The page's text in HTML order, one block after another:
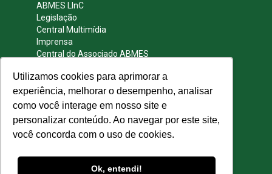
Utilizamos cookies para aprimorar a
experiência, melhorar o desempenho, analisar
como você interage em nosso site e
personalizar conteúdo. Ao navegar por este site,
você concorda com o uso de cookies.
Ok, entendi!
ABMES LInC
Legislação
Central Multimídia
Imprensa
Central do Associado ABMES
REDES SOCIAIS
reservados.